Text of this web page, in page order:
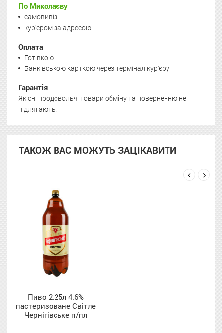
По Миколаєву
самовивіз
кур'єром за адресою
Оплата
Готівкою
Банківською карткою через термінал кур'єру
Гарантія
Якісні продовольчі товари обміну та поверненню не
підлягають.
ТАКОЖ ВАС МОЖУТЬ ЗАЦІКАВИТИ
Пиво 2.25л 4.6%
пастеризоване Світле
Чернігівське п/пл
prev
next